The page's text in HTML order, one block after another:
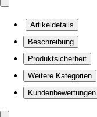
Artikeldetails
Beschreibung
Produktsicherheit
Weitere Kategorien
Kundenbewertungen